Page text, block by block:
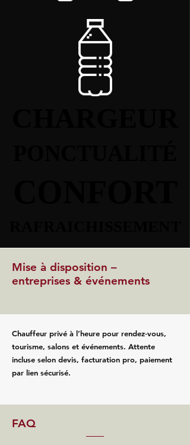
Mise à disposition –
entreprises & événements
Chauffeur privé à l’heure pour rendez‑vous,
tourisme, salons et événements. Attente
incluse selon devis, facturation pro, paiement
par lien sécurisé.
FAQ